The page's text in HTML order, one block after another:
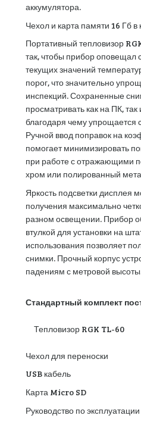
аккумулятора.
Чехол и карта памяти 16 Гб в
Портативный тепловизор
так, чтобы прибор оповещал
текущих значений
порог, что значительно
инспекций. Сохраненные
просматривать как на ПК,
благодаря чему упрощается
Ручной ввод поправок на
помогает минимизировать
при работе с отражающими
хром или полированный
Яркость подсветки дисплея
получения максимально
разном освещении. Прибор
втулкой для установки на
использования позволяет
снимки. Прочный корпус
падениям с метровой
Стандартный комплект
Тепловизор RGK TL-60
Чехол для переноски
USB кабель
Карта Micro SD
Руководство по эксплуатации